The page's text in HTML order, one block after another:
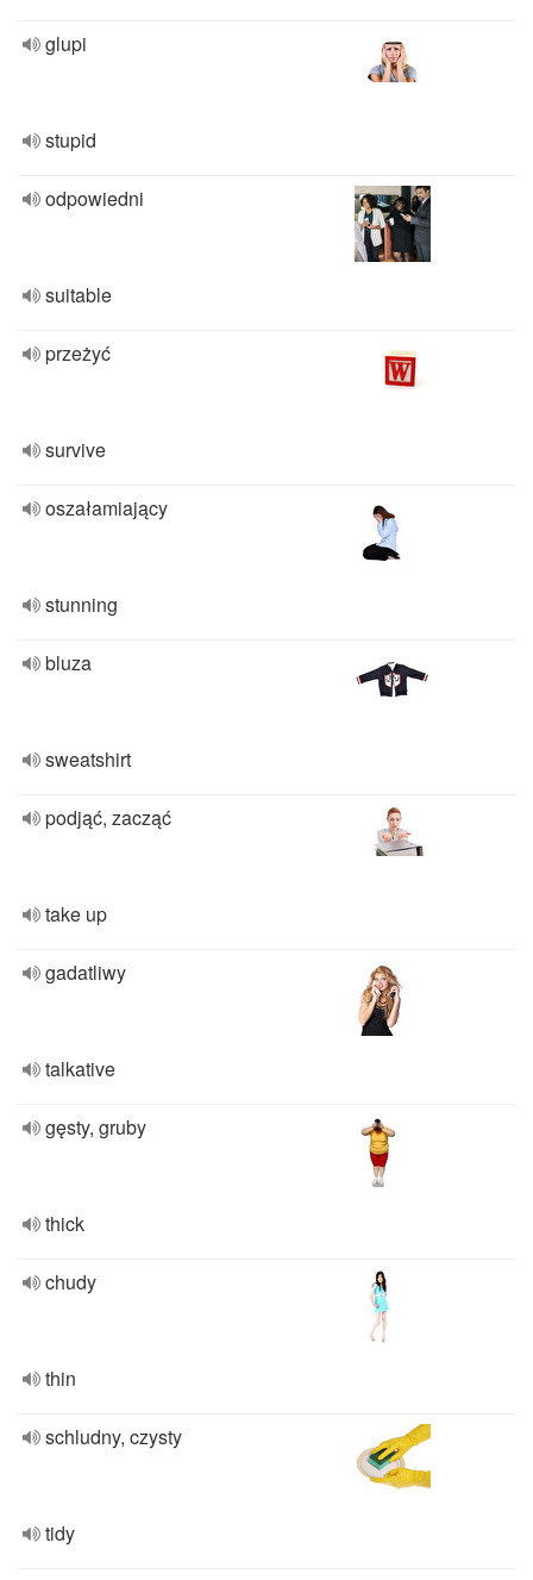
glupi
stupid
odpowiedni
suitable
przeżyć
survive
oszałamiający
stunning
bluza
sweatshirt
podjąć, zacząć
take up
gadatliwy
talkative
gęsty, gruby
thick
chudy
thin
schludny, czysty
tidy